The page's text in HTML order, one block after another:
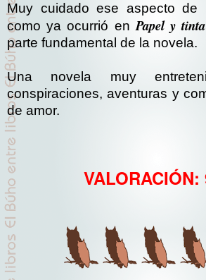
Muy cuidado ese aspecto de
como ya ocurrió en Papel y tinta
parte fundamental de la novela.
Una novela muy
conspiraciones, aventuras y
de amor.
VALORACIÓN: